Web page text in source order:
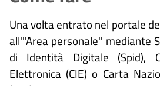
Una volta entrato nel portale
all'"Area personale" mediante
di Identità Digitale (Spid),
Elettronica (CIE) o Carta